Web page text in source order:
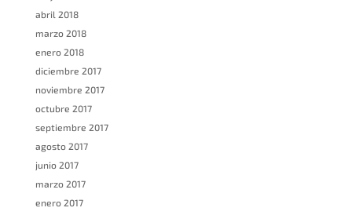
abril 2018
marzo 2018
enero 2018
diciembre 2017
noviembre 2017
octubre 2017
septiembre 2017
agosto 2017
junio 2017
marzo 2017
enero 2017